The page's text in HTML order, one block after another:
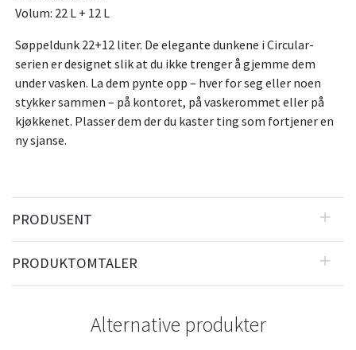
Volum: 22 L + 12 L
Søppeldunk 22+12 liter. De elegante dunkene i Circular-
serien er designet slik at du ikke trenger å gjemme dem
under vasken. La dem pynte opp – hver for seg eller noen
stykker sammen – på kontoret, på vaskerommet eller på
kjøkkenet. Plasser dem der du kaster ting som fortjener en
ny sjanse.
PRODUSENT
PRODUKTOMTALER
Alternative produkter